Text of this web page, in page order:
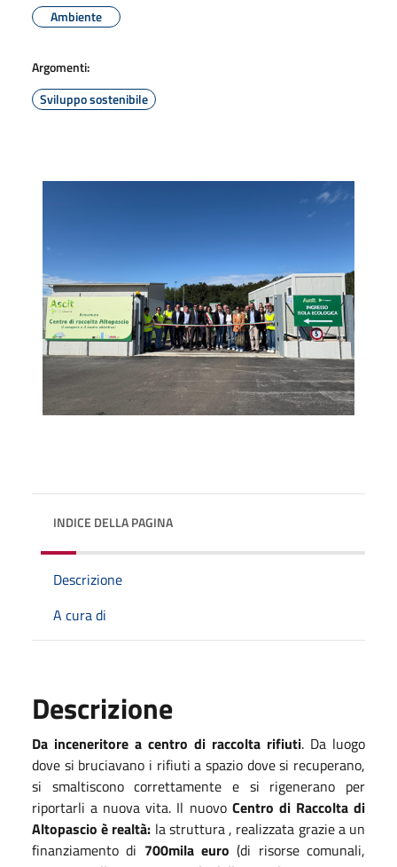
Ambiente
Argomenti:
Sviluppo sostenibile
INDICE DELLA PAGINA
Descrizione
A cura di
Descrizione
Da inceneritore a centro di raccolta rifiuti. Da luogo
dove si bruciavano i rifiuti a spazio dove si recuperano,
si smaltiscono correttamente e si rigenerano per
riportarli a nuova vita. Il nuovo Centro di Raccolta di
Altopascio è realtà: la struttura , realizzata grazie a un
finanziamento di 700mila euro (di risorse comunali,